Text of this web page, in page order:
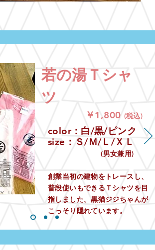
若の湯Ｔシャ
ツ
￥1,800 (税込)
color：白/黒/ピンク
size：Ｓ/Ｍ/Ｌ/ＸＬ
(男女兼用)
創業当初の建物をトレースし、
普段使いもできるＴシャツを目
指しました。黒猫ジジちゃんが
​こっそり隠れています。